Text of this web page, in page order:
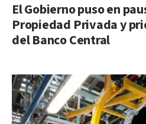
El Gobierno puso en
Propiedad Privada y
del Banco Central